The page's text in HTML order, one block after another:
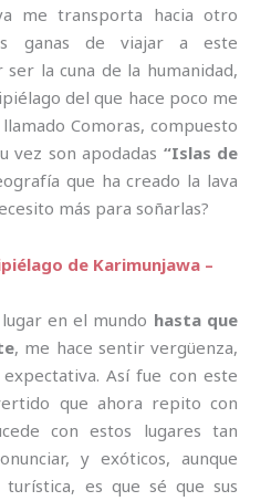
me transporta hacia otro
ganas de viajar a este
la cuna de la humanidad,
del que hace poco me
Comoras, compuesto
vez son apodadas “Islas de
que ha creado la lava
más para soñarlas?
de Karimunjawa –
en el mundo hasta que
, me hace sentir vergüenza,
Así fue con este
que ahora repito con
con estos lugares tan
y exóticos, aunque
turística, es que sé que sus